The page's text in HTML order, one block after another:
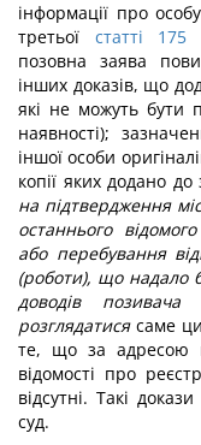
інформації про
третьої статті
позовна заява
інших доказів, що
які не можуть бути
наявності);
іншої особи
копії яких додано до
на підтвердження
останнього
або перебування
(роботи), що надало
доводів
розглядатисясаме
те, що за адресою
відомості про
відсутні. Такі
суд.